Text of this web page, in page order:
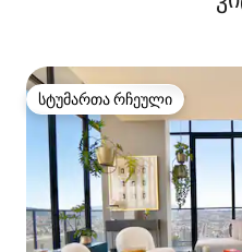
სტუმართა რჩეული
სტუმართა რჩეული